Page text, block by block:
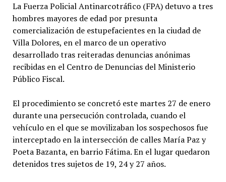
La Fuerza Policial Antinarcotráfico (FPA) detuvo a tres
hombres mayores de edad por presunta
comercialización de estupefacientes en la ciudad de
Villa Dolores, en el marco de un operativo
desarrollado tras reiteradas denuncias anónimas
recibidas en el Centro de Denuncias del Ministerio
Público Fiscal.
El procedimiento se concretó este martes 27 de enero
durante una persecución controlada, cuando el
vehículo en el que se movilizaban los sospechosos fue
interceptado en la intersección de calles María Paz y
Poeta Bazanta, en barrio Fátima. En el lugar quedaron
detenidos tres sujetos de 19, 24 y 27 años.